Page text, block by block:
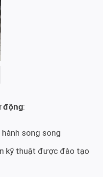
động:
hành song song
kỹ thuật được đào tạo